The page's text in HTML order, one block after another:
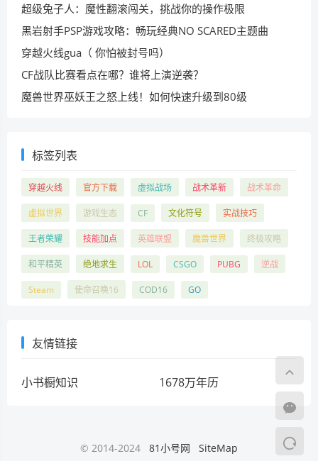
超级兔子人：魔性翻滚闯关，挑战你的操作极限
黑岩射手PSP游戏攻略：畅玩经典NO SCARED主题曲
穿越火线gua（ 你怕被封号吗）
CF战队比赛看点在哪？谁将上演逆袭？
魔兽世界巫妖王之怒上线！如何快速升级到80级
标签列表
穿越火线 官方下载 虚拟战场 战术革新 战术革命
虚拟世界 游戏生态 CF 文化符号 实战技巧
王者荣耀 技能加点 英雄联盟 魔兽世界 终极攻略
和平精英 绝地求生 LOL CSGO PUBG 逆战
Steam 使命召唤16 COD16 GO
友情链接
小书橱知识 1678万年历
© 2014-2024 81小号网 SiteMap